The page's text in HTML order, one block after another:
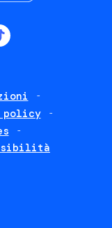
ulteriori
policy